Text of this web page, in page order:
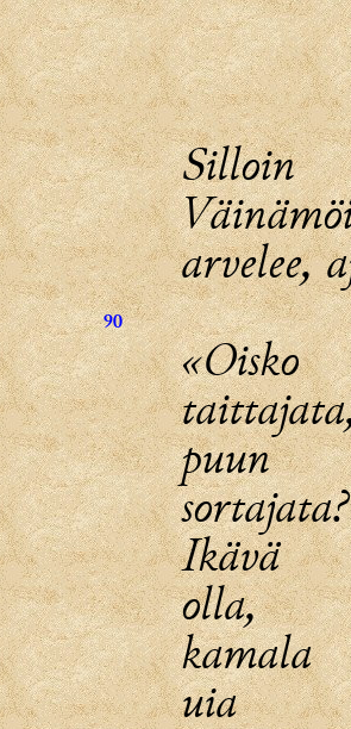
90
arvelee,
«Oisko
puun
sortajata?
Ikävä
olla,
uia